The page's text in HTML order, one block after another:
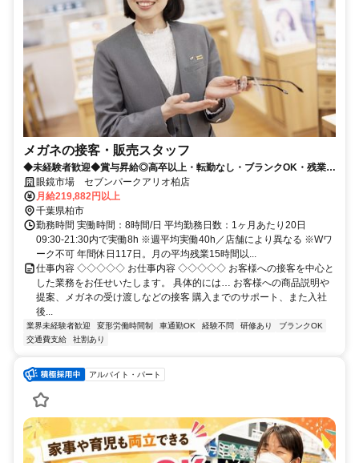
メガネの接客・販売スタッフ
◆未経験者歓迎◆賞与昇給◎高卒以上・転勤なし・ブランクOK・残業少
なめ・業界No1！
眼鏡市場 セブンパークアリオ柏店
月給219,882円以上
千葉県柏市
勤務時間 実働時間：8時間/日 平均勤務日数：1ヶ月あたり20日
09:30-21:30内で実働8h ※週平均実働40h／店舗により異なる ※Wワ
ーク不可 年間休日117日。月の平均残業15時間以...
仕事内容 ◇◇◇◇◇ お仕事内容 ◇◇◇◇◇ お客様への接客を中心と
した業務をお任せいたします。 具体的には… お客様への商品説明や
提案、メガネの受け渡しなどの接客 購入までのサポート、また入社
後...
業界未経験者歓迎 変形労働時間制 車通勤OK 経験不問 研修あり
ブランクOK
交通費支給
社割あり
アルバイト・パート